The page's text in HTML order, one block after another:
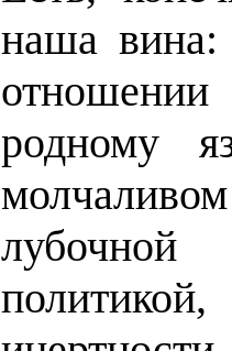
наша
родному
лубочной